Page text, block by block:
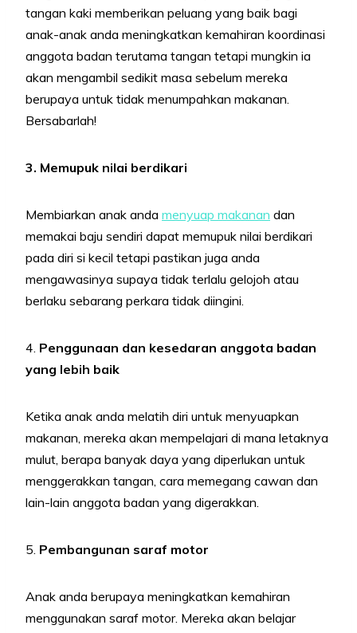
tangan kaki memberikan peluang yang baik bagi
anak-anak anda meningkatkan kemahiran koordinasi
anggota badan terutama tangan tetapi mungkin ia
akan mengambil sedikit masa sebelum mereka
berupaya untuk tidak menumpahkan makanan.
Bersabarlah!
3. Memupuk nilai berdikari
Membiarkan anak anda menyuap makanan dan
memakai baju sendiri dapat memupuk nilai berdikari
pada diri si kecil tetapi pastikan juga anda
mengawasinya supaya tidak terlalu gelojoh atau
berlaku sebarang perkara tidak diingini.
4. Penggunaan dan kesedaran anggota badan
yang lebih baik
Ketika anak anda melatih diri untuk menyuapkan
makanan, mereka akan mempelajari di mana letaknya
mulut, berapa banyak daya yang diperlukan untuk
menggerakkan tangan, cara memegang cawan dan
lain-lain anggota badan yang digerakkan.
5. Pembangunan saraf motor
Anak anda berupaya meningkatkan kemahiran
menggunakan saraf motor. Mereka akan belajar